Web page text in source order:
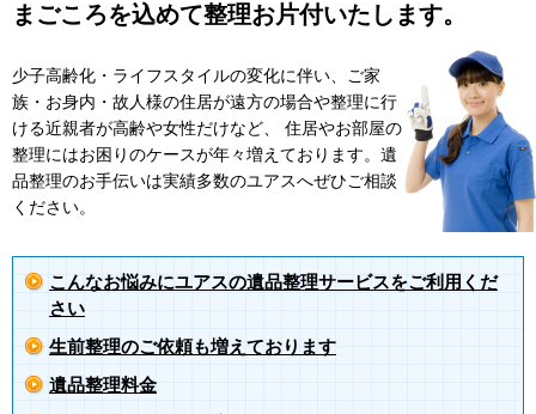
まごころを込めて整理お片付いたします。
少子高齢化・ライフスタイルの変化に伴い、ご家
族・お身内・故人様の住居が遠方の場合や整理に行
ける近親者が高齢や女性だけなど、 住居やお部屋の
整理にはお困りのケースが年々増えております。遺
品整理のお手伝いは実績多数のユアスへぜひご相談
ください。
こんなお悩みにユアスの遺品整理サービスをご利用くだ
さい
生前整理のご依頼も増えております
遺品整理料金